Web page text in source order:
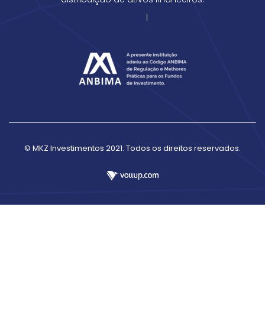
|
© MKZ Investimentos 2021. Todos os direitos reservados.